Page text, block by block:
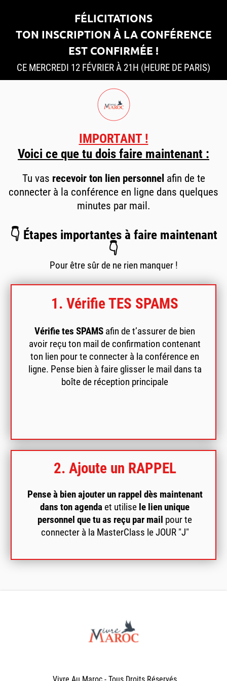
FÉLICITATIONS
TON INSCRIPTION À LA CONFÉRENCE
EST CONFIRMÉE !
CE MERCREDI 12 FÉVRIER À 21H (HEURE DE PARIS)
IMPORTANT !
Voici ce que tu dois faire maintenant :
Tu vas recevoir ton lien personnel afin de te
connecter à la conférence en ligne dans quelques
minutes par mail.
👇 Étapes importantes à faire maintenant
👇
Pour être sûr de ne rien manquer !
1. Vérifie TES SPAMS
Vérifie tes SPAMS afin de t’assurer de bien
avoir reçu ton mail de confirmation contenant
ton lien pour te connecter à la conférence en
ligne. Pense bien à faire glisser le mail dans ta
boîte de réception principale
2. Ajoute un RAPPEL
Pense à bien ajouter un rappel dès maintenant
dans ton agenda et utilise le lien unique
personnel que tu as reçu par mail pour te
connecter à la MasterClass le JOUR "J"